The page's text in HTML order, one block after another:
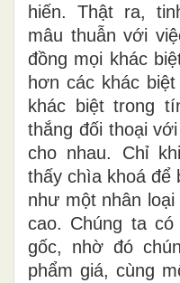
hiến. Thật ra,
mâu thuẫn với
đồng mọi khác
hơn các khác
khác biệt trong
thắng đối thoại
cho nhau. Chỉ
thấy chìa khoá để
như một nhân
cao. Chúng ta
gốc, nhờ đó
phẩm giá, cùng